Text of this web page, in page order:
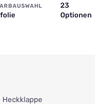
23
Optionen